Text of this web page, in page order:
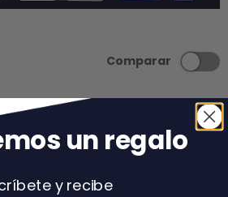
Comparar
Lista
productos
un regalo
y recibe